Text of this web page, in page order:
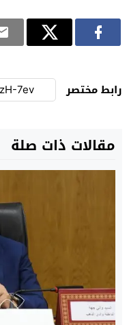
رابط مختصر
مقالات ذات صلة